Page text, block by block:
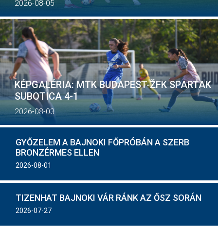
GALÉRIA
SZURKOLÓI ÉLMÉNYEK
SAJTÓ
2026-08-05
KÉPGALÉRIA: MTK BUDAPEST-ŽFK SPARTAK
SUBOTICA 4-1
2026-08-03
GYŐZELEM A BAJNOKI FŐPRÓBÁN A SZERB
BRONZÉRMES ELLEN
2026-08-01
TIZENHAT BAJNOKI VÁR RÁNK AZ ŐSZ SORÁN
2026-07-27